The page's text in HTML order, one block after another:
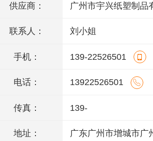
供应商： 广州市宇兴纸塑制品
联系人： 刘小姐
手机： 139-22526501
电话： 13922526501
传真： 139-
地址： 广东广州市增城市广